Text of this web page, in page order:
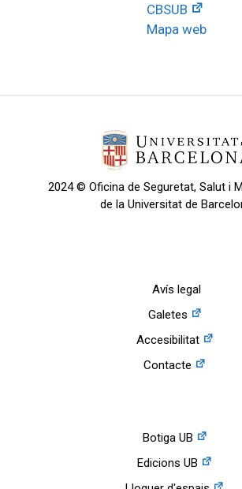
CBSUB
Mapa web
2024 © Oficina de Seguretat, Salut i
de la Universitat de
Avís legal
Galetes
Accesibilitat
Contacte
Botiga UB
Edicions UB